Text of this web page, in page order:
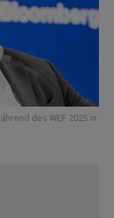
des WEF 2025 in